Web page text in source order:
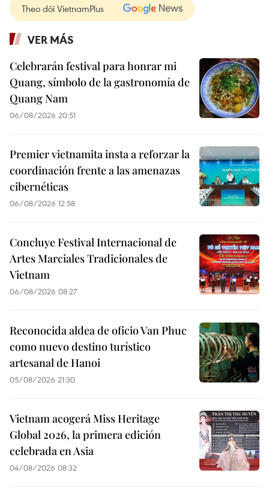
Theo dõi VietnamPlus
VER MÁS
Celebrarán festival para honrar mi
Quang, símbolo de la gastronomía de
Quang Nam
06/08/2026 20:51
Premier vietnamita insta a reforzar la
coordinación frente a las amenazas
cibernéticas
06/08/2026 12:58
Concluye Festival Internacional de
Artes Marciales Tradicionales de
Vietnam
06/08/2026 08:27
Reconocida aldea de oficio Van Phuc
como nuevo destino turístico
artesanal de Hanoi
05/08/2026 21:30
Vietnam acogerá Miss Heritage
Global 2026, la primera edición
celebrada en Asia
04/08/2026 08:32